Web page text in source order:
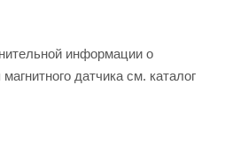
информации о
датчика см. каталог